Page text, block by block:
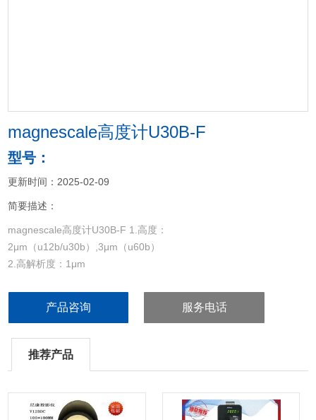
magnescale高度计U30B-F
型号：
更新时间：2025-02-09
简要描述：
magnescale高度计U30B-F 1.高度：
2μm（u12b/u30b）,3μm（u60b）
2.高解析度：1μm
5.坚持断定功用可以量测高/低/峰值-峰值．
7.英制/公制 闪现
产品咨询 服务电话
推荐产品